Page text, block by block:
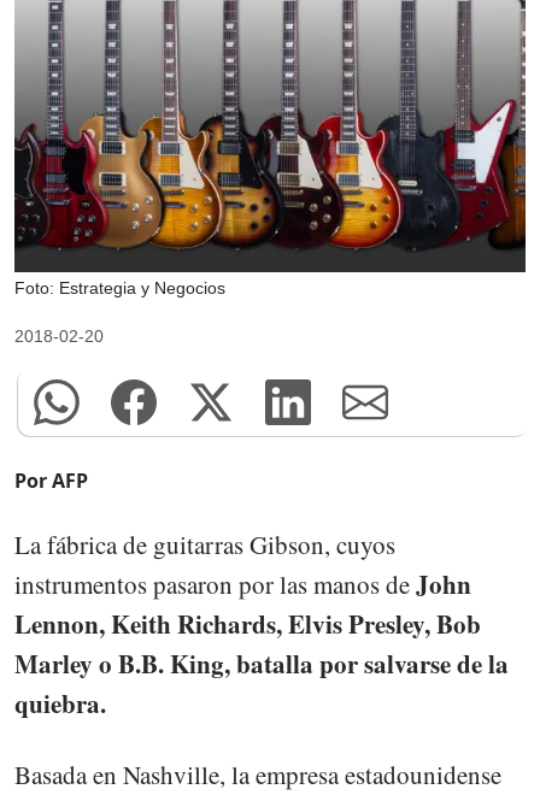
Foto: Estrategia y Negocios
2018-02-20
Por AFP
La fábrica de guitarras Gibson, cuyos
instrumentos pasaron por las manos deJohn
Lennon, Keith Richards, Elvis Presley, Bob
Marley o B.B. King, batalla por salvarse de la
quiebra.
Basada en Nashville, la empresa estadounidense